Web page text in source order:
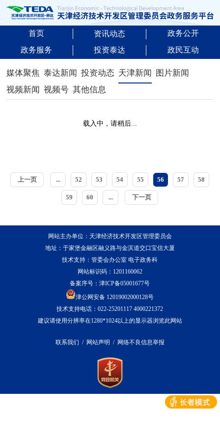
首页 资讯动态
政务公开
政务服务
投资泰达 政民互动
媒体聚焦 泰达新闻 投资动态 天津新闻
图片新闻
视频新闻
视频号 其他信息
载入中，请稍后...
上一页 ... 52 53 54 55 56 57 58
59 60 ... 下一页
网站主办单位：天津经济技术开发区管理委员会
地址：于家堡金融区融义路与金滨道交口宝信大厦
技术支持：管委会办公室 电子政务科
网站标识码：1201160062
备案序号：津ICP备05001677号
津公网安备 12019002000128号
技术支持电话：022-25201117 4000221372
建议请使用分辨率在1280*1024以上的显示器浏览此网站
联系我们 / 网站声明 / 网络不良信息举报